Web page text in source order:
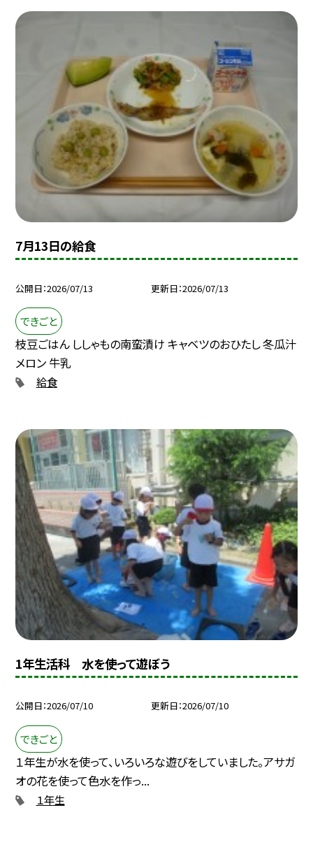
7月13日の給食
公開日 2026/07/13 更新日 2026/07/13
できごと
枝豆ごはん ししゃもの南蛮漬け キャベツのおひたし 冬瓜汁
メロン 牛乳
給食
1年生活科 水を使って遊ぼう
公開日 2026/07/10 更新日 2026/07/10
できごと
１年生が水を使って、いろいろな遊びをしていました。アサガ
オの花を使って色水を作っ...
１年生